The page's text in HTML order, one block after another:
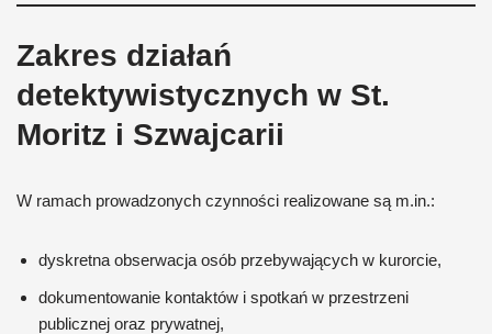
Zakres działań
detektywistycznych w St.
Moritz i Szwajcarii
W ramach prowadzonych czynności realizowane są m.in.:
dyskretna obserwacja osób przebywających w kurorcie,
dokumentowanie kontaktów i spotkań w przestrzeni
publicznej oraz prywatnej,